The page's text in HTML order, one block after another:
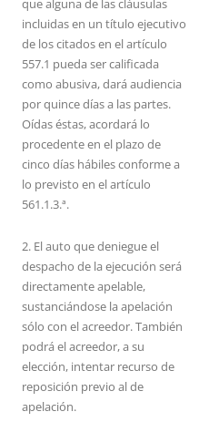
que alguna de las cláusulas
incluidas en un título ejecutivo
de los citados en el artículo
557.1 pueda ser calificada
como abusiva, dará audiencia
por quince días a las partes.
Oídas éstas, acordará lo
procedente en el plazo de
cinco días hábiles conforme a
lo previsto en el artículo
561.1.3.ª.
2. El auto que deniegue el
despacho de la ejecución será
directamente apelable,
sustanciándose la apelación
sólo con el acreedor. También
podrá el acreedor, a su
elección, intentar recurso de
reposición previo al de
apelación.